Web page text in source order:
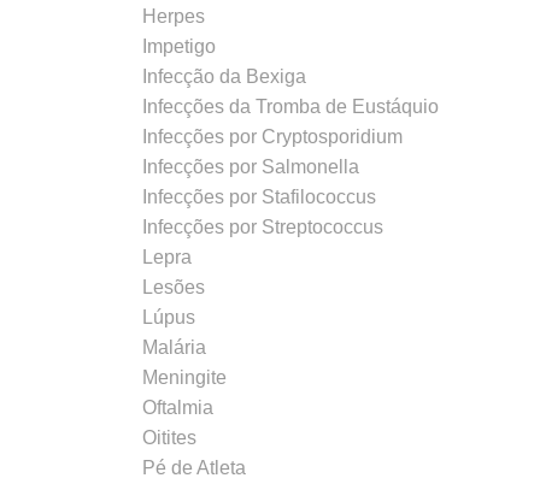
Herpes
Impetigo
Infecção da Bexiga
Infecções da Tromba de Eustáquio
Infecções por Cryptosporidium
Infecções por Salmonella
Infecções por Stafilococcus
Infecções por Streptococcus
Lepra
Lesões
Lúpus
Malária
Meningite
Oftalmia
Oitites
Pé de Atleta